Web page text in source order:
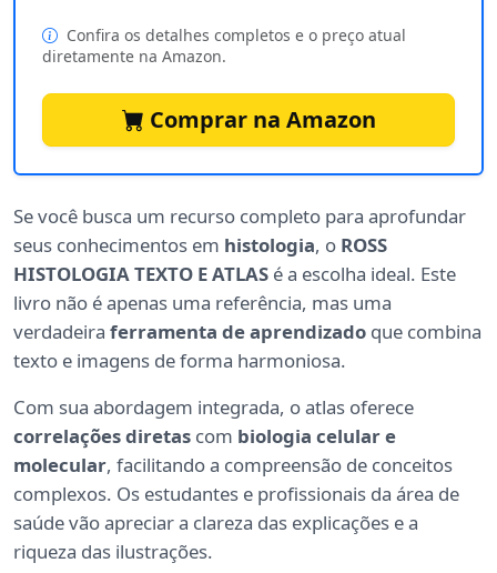
Confira os detalhes completos e o preço atual
diretamente na Amazon.
Comprar na Amazon
Se você busca um recurso completo para aprofundar
seus conhecimentos em histologia, o ROSS
HISTOLOGIA TEXTO E ATLAS é a escolha ideal. Este
livro não é apenas uma referência, mas uma
verdadeira ferramenta de aprendizado que combina
texto e imagens de forma harmoniosa.
Com sua abordagem integrada, o atlas oferece
correlações diretas com biologia celular e
molecular, facilitando a compreensão de conceitos
complexos. Os estudantes e profissionais da área de
saúde vão apreciar a clareza das explicações e a
riqueza das ilustrações.